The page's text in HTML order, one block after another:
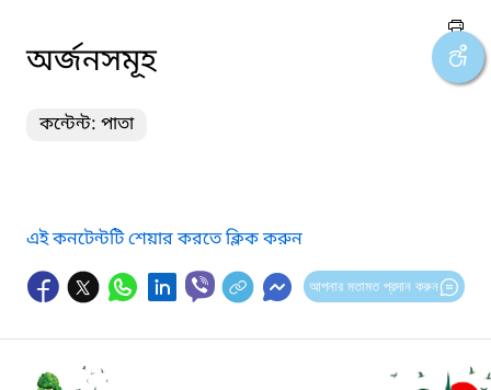
অর্জনসমূহ
কন্টেন্ট: পাতা
এই কনটেন্টটি শেয়ার করতে ক্লিক করুন
আপনার মতামত প্রদান করুন